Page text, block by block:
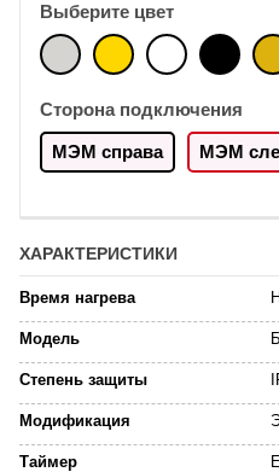
Выберите цвет
Сторона подключения
МЭМ справа МЭМ
ХАРАКТЕРИСТИКИ
Время нагрева
Модель
Степень защиты
Модификация
Таймер